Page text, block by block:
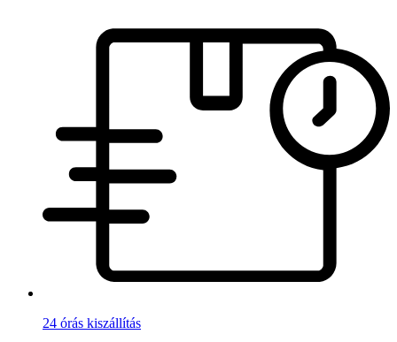
24 órás kiszállítás